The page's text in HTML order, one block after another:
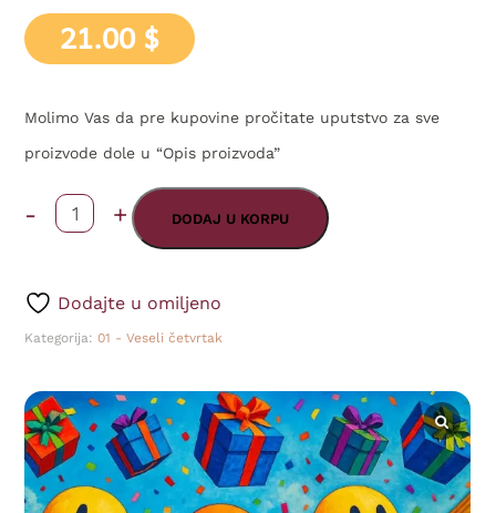
21.00$
Molimo Vas da pre kupovine pročitate uputstvo za sve
proizvode dole u “Opis proizvoda”
-
Veseli
Poklon
26
-
(26.06.2025)
količina
+ DODAJ U KORPU
Dodajte u omiljeno
Kategorija: 01 - Veseli četvrtak